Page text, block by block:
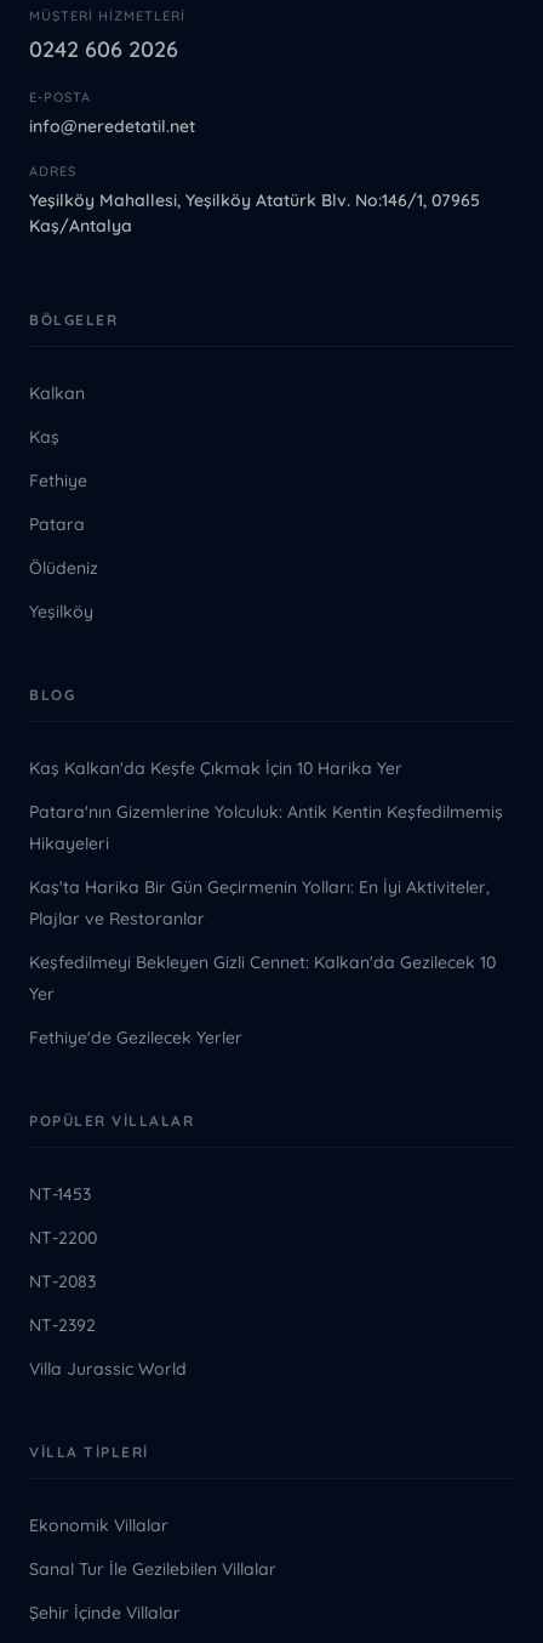
MÜŞTERI HIZMETLERI
0242 606 2026
E-POSTA
info@neredetatil.net
ADRES
Yeşilköy Mahallesi, Yeşilköy Atatürk Blv. No:146/1, 07965
Kaş/Antalya
BÖLGELER
Kalkan
Kaş
Fethiye
Patara
Ölüdeniz
Yeşilköy
BLOG
Kaş Kalkan'da Keşfe Çıkmak İçin 10 Harika Yer
Patara'nın Gizemlerine Yolculuk: Antik Kentin Keşfedilmemiş
Hikayeleri
Kaş'ta Harika Bir Gün Geçirmenin Yolları: En İyi Aktiviteler,
Plajlar ve Restoranlar
Keşfedilmeyi Bekleyen Gizli Cennet: Kalkan'da Gezilecek 10
Yer
Fethiye'de Gezilecek Yerler
POPÜLER VILLALAR
NT-1453
NT-2200
NT-2083
NT-2392
Villa Jurassic World
VILLA TIPLERI
Ekonomik Villalar
Sanal Tur İle Gezilebilen Villalar
Şehir İçinde Villalar